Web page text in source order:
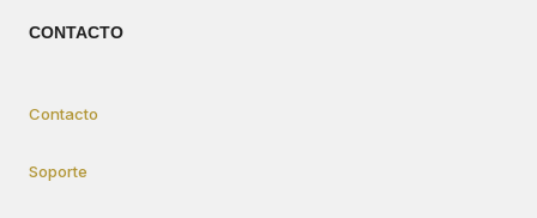
CONTACTO
Contacto
Soporte